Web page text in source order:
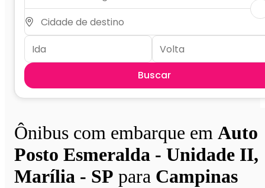
Buscar
Ônibus com embarque em Auto
Posto Esmeralda - Unidade II,
Marília - SP para Campinas